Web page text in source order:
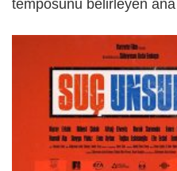
temposunu belirleyen